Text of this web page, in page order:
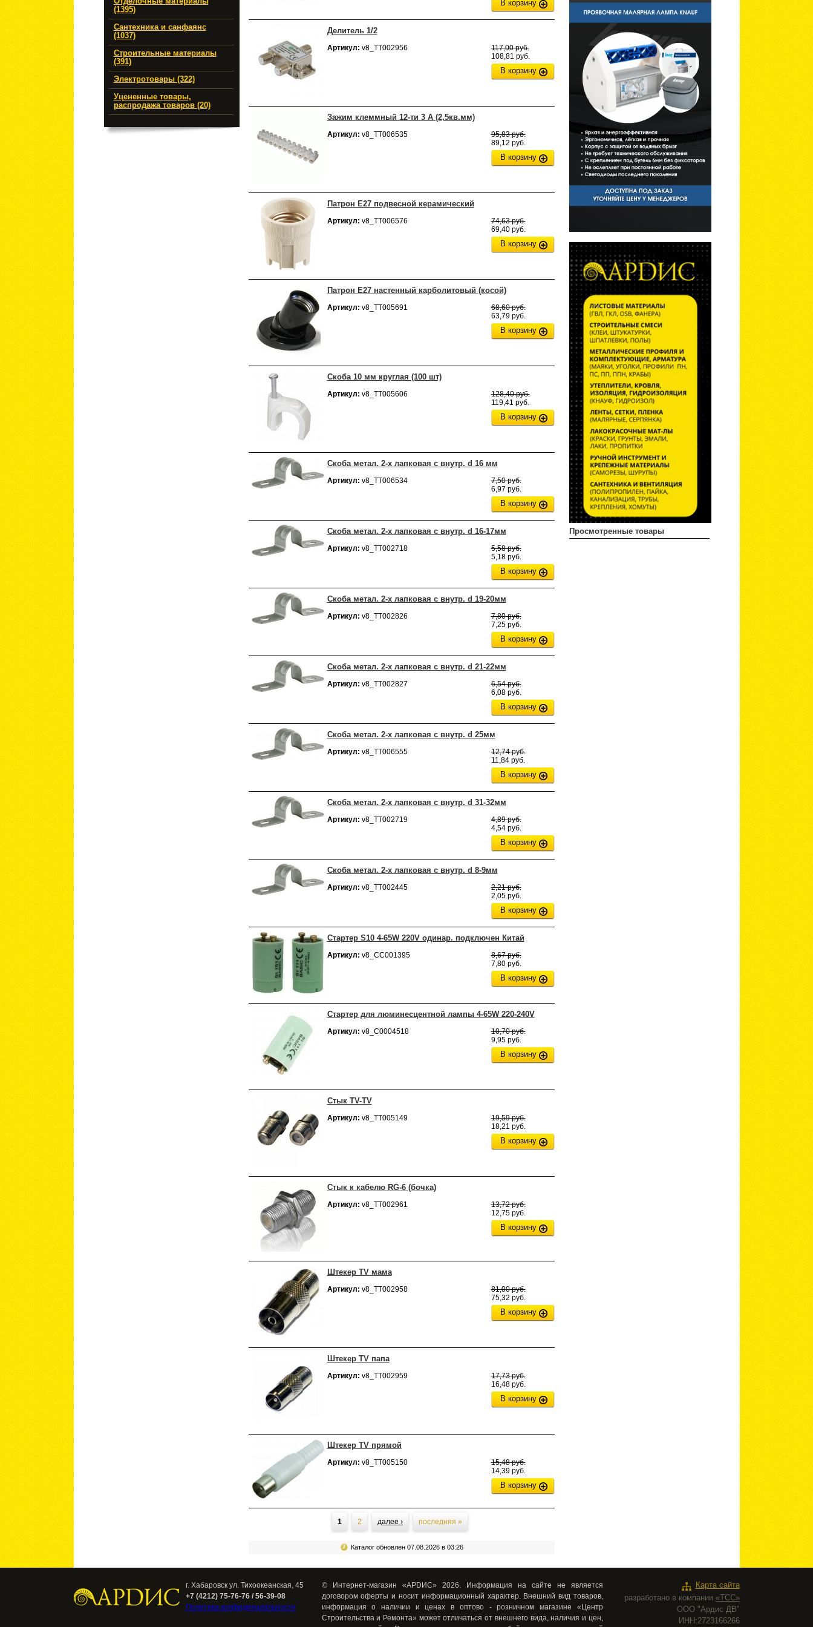
Просмотренные товары
(1395)
Сантехника и санфаянс
(1037)
Строительные материалы
(391)
Электротовары (322)
Уцененные товары,
распродажа товаров (20)
В корзину
Делитель 1/2
Артикул: v8_ТТ002956
117,00 руб.
108,81 руб.
В корзину
Зажим клеммный 12-ти 3 А (2,5кв.мм)
Артикул: v8_ТТ006535
95,83 руб.
89,12 руб.
В корзину
Патрон Е27 подвесной керамический
Артикул: v8_ТТ006576
74,63 руб.
69,40 руб.
В корзину
Патрон Е27 настенный карболитовый (косой)
Артикул: v8_ТТ005691
68,60 руб.
63,79 руб.
В корзину
Скоба 10 мм круглая (100 шт)
Артикул: v8_ТТ005606
128,40 руб.
119,41 руб.
В корзину
Скоба метал. 2-х лапковая с внутр. d 16 мм
Артикул: v8_ТТ006534
7,50 руб.
6,97 руб.
В корзину
Скоба метал. 2-х лапковая с внутр. d 16-17мм
Артикул: v8_ТТ002718
5,58 руб.
5,18 руб.
В корзину
Скоба метал. 2-х лапковая с внутр. d 19-20мм
Артикул: v8_ТТ002826
7,80 руб.
7,25 руб.
В корзину
Скоба метал. 2-х лапковая с внутр. d 21-22мм
Артикул: v8_ТТ002827
6,54 руб.
6,08 руб.
В корзину
Скоба метал. 2-х лапковая с внутр. d 25мм
Артикул: v8_ТТ006555
12,74 руб.
11,84 руб.
В корзину
Скоба метал. 2-х лапковая с внутр. d 31-32мм
Артикул: v8_ТТ002719
4,89 руб.
4,54 руб.
В корзину
Скоба метал. 2-х лапковая с внутр. d 8-9мм
Артикул: v8_ТТ002445
2,21 руб.
2,05 руб.
В корзину
Стартер S10 4-65W 220V одинар. подключен Китай
Артикул: v8_СС001395
8,67 руб.
7,80 руб.
В корзину
Стартер для люминесцентной лампы 4-65W 220-240V
Артикул: v8_С0004518
10,70 руб.
9,95 руб.
В корзину
Стык TV-TV
Артикул: v8_ТТ005149
19,59 руб.
18,21 руб.
В корзину
Стык к кабелю RG-6 (бочка)
Артикул: v8_ТТ002961
13,72 руб.
12,75 руб.
В корзину
Штекер TV мама
Артикул: v8_ТТ002958
81,00 руб.
75,32 руб.
В корзину
Штекер TV папа
Артикул: v8_ТТ002959
17,73 руб.
16,48 руб.
В корзину
Штекер TV прямой
Артикул: v8_ТТ005150
15,48 руб.
14,39 руб.
В корзину
1 2 далее › последняя »
Каталог обновлен 07.08.2026 в 03:26
г. Хабаровск ул. Тихоокеанская, 45
+7 (4212) 75-76-76 / 56-39-08
Политика конфиденциальности
© Интернет-магазин «АРDИС» 2026. Информация на сайте не является
договором оферты и носит информационный характер. Внешний вид товаров,
информация о наличии и ценах в оптово - розничном магазине «Центр
Строительства и Ремонта» может отличаться от внешнего вида, наличия и цен,
Карта сайта
разработано в компании «ТСС»
ООО "Ардис ДВ"
ИНН:2723166266